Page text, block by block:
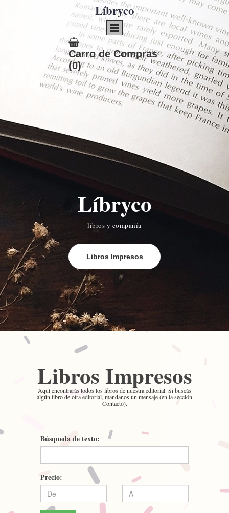
Líbryco
Carro de Compras
(0)
Líbryco
libros y compañía
Libros Impresos
Libros Impresos
Búsqueda de texto:
Precio:
Aquí encontrarás todos los libros de nuestra editorial. Si buscás
algún libro de otra editorial, mandanos un mensaje (en la sección
Contacto).